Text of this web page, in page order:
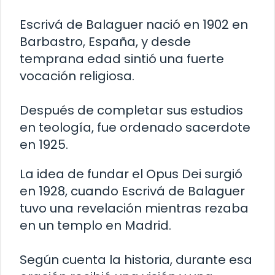
Escrivá de Balaguer nació en 1902 en
Barbastro, España, y desde
temprana edad sintió una fuerte
vocación religiosa.
Después de completar sus estudios
en teología, fue ordenado sacerdote
en 1925.
La idea de fundar el Opus Dei surgió
en 1928, cuando Escrivá de Balaguer
tuvo una revelación mientras rezaba
en un templo en Madrid.
Según cuenta la historia, durante esa